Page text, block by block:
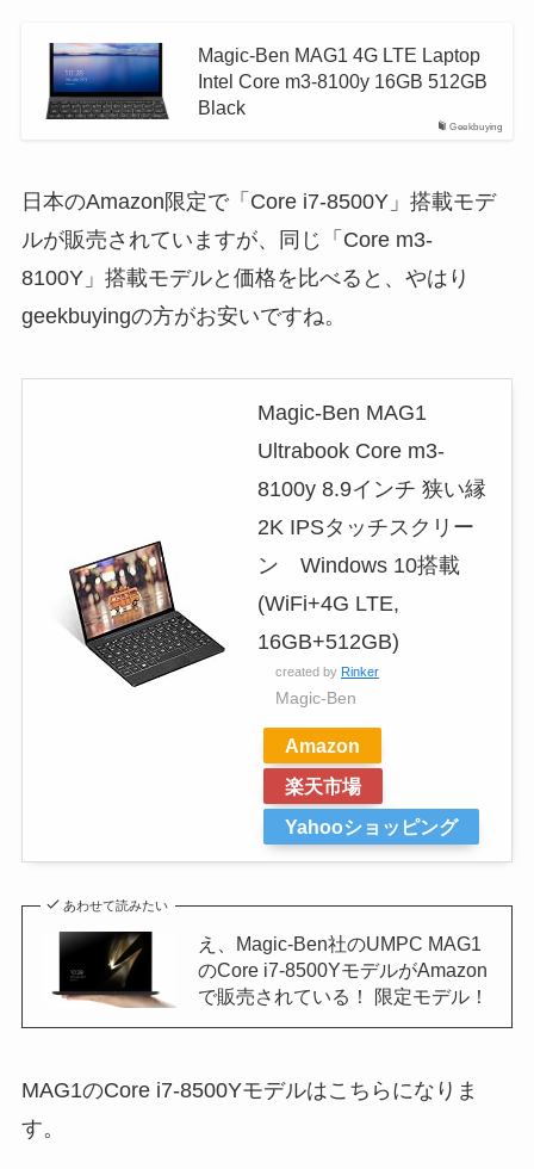
Geekbuying
Magic-Ben MAG1 4G LTE Laptop
Intel Core m3-8100y 16GB 512GB
Black
日本のAmazon限定で「Core i7-8500Y」搭載モデ
ルが販売されていますが、同じ「Core m3-
8100Y」搭載モデルと価格を比べると、やはり
geekbuyingの方がお安いですね。
Magic-Ben MAG1
Ultrabook Core m3-
8100y 8.9インチ 狭い縁
2K IPSタッチスクリー
ン Windows 10搭載
(WiFi+4G LTE,
16GB+512GB)
created by Rinker
Magic-Ben
Amazon
楽天市場
Yahooショッピング
あわせて読みたい
え、Magic-Ben社のUMPC MAG1
のCore i7-8500YモデルがAmazon
で販売されている！ 限定モデル！
MAG1のCore i7-8500Yモデルはこちらになりま
す。